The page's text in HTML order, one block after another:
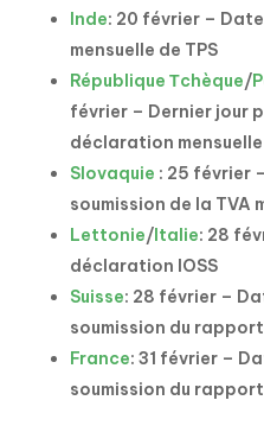
Inde: 20 février –
mensuelle de TPS
République Тchèque/
février – Dernier jour
déclaration mensuelle
Slovaquie : 25 février
soumission de la TVA
Lettonie/Italie: 28
déclaration IOSS
Suisse: 28 février –
soumission du
France: 31 février –
soumission du rapport